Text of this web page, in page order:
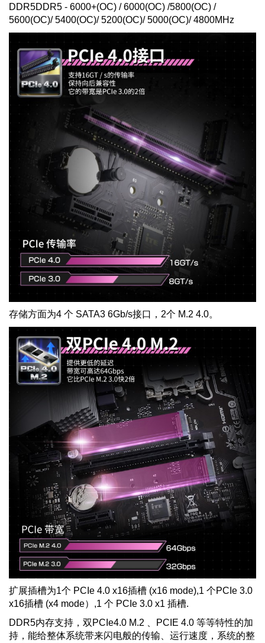
DDR5DDR5 - 6000+(OC) / 6000(OC) /5800(OC) /
5600(OC)/ 5400(OC)/ 5200(OC)/ 5000(OC)/ 4800MHz
存储方面为4 个 SATA3 6Gb/s接口， 2个 M.2 4.0。
扩展插槽为1个 PCIe 4.0 x16插槽 (x16 mode),1 个PCIe 3.0
x16插槽 (x4 mode） ,1 个 PCIe 3.0 x1 插槽.
DDR5内存支持，双 PCIe4.0 M.2 PCIE 4.0 等等特性的加
持，能给整体系统带来闪电般的传输、运行速度，系统的整